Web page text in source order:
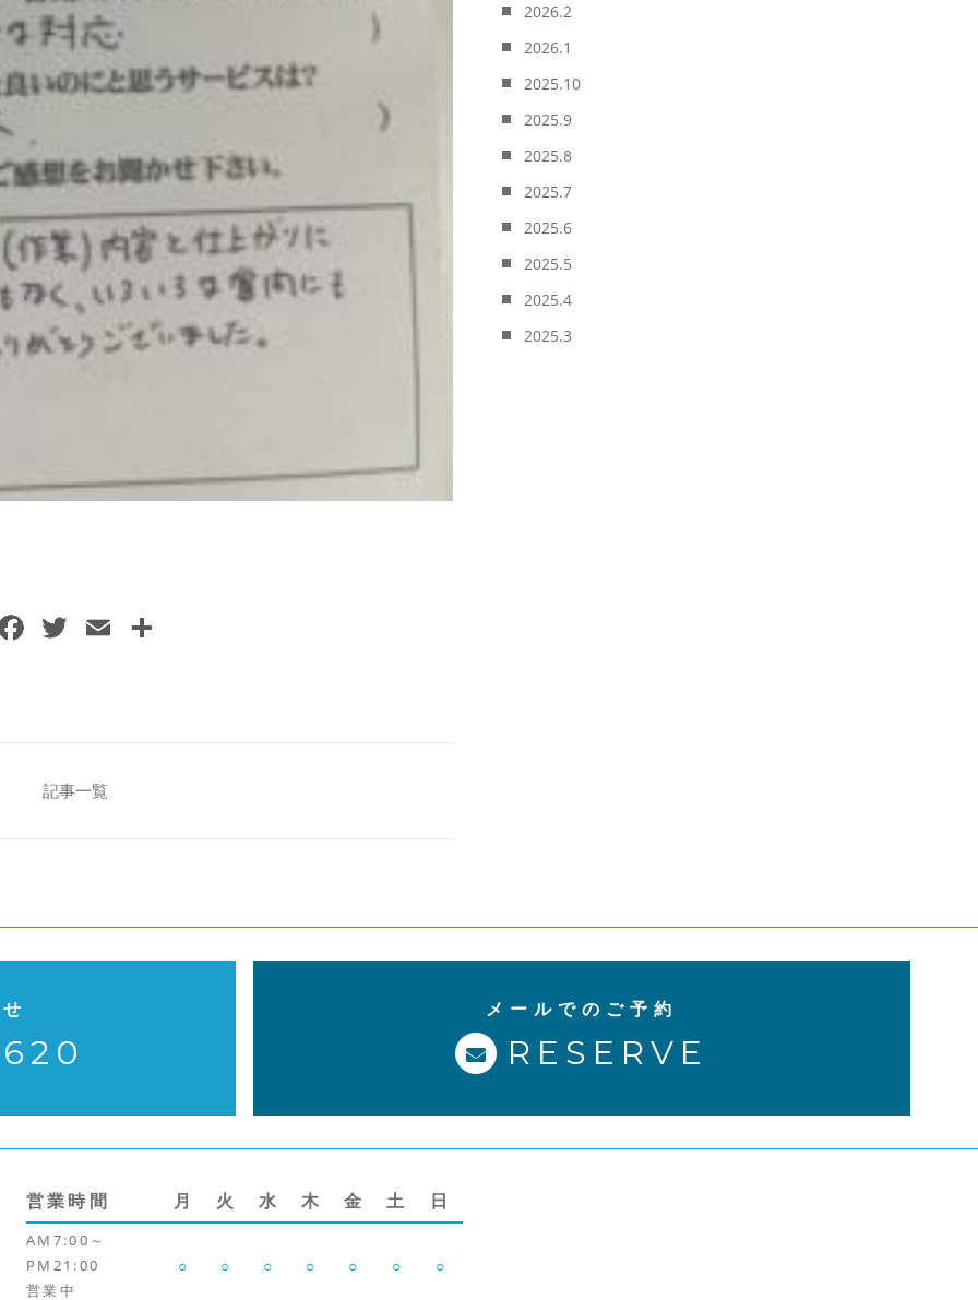
F
o
T E
記事一覧
2026.2
2026.1
2025.10
2025.9
2025.8
2025.7
2025.6
2025.5
2025.4
2025.3
メールでのご予約
RESERVE
営業時間 月 火 水 木 金 土 日
AM7:00～
PM21:00
営業中
○ ○ ○ ○ ○ ○ ○